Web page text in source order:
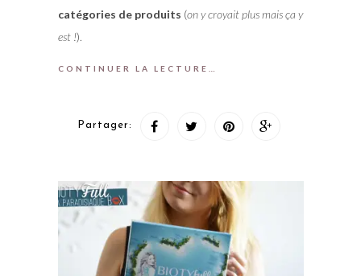
catégories de produits (on y croyait plus mais ça y
est !).
CONTINUER LA LECTURE…
Partager: